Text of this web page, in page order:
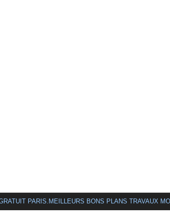
PARIS.MEILLEURS BONS PLANS TRAVAUX